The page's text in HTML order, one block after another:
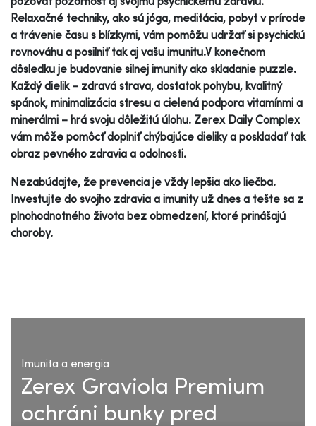
Relaxačné techniky, ako sú jóga, meditácia, pobyt v prírode
a trávenie času s blízkymi, vám pomôžu udržať si psychickú
rovnováhu a posilniť tak aj vašu imunitu.V konečnom
dôsledku je budovanie silnej imunity ako skladanie puzzle.
Každý dielik – zdravá strava, dostatok pohybu, kvalitný
spánok, minimalizácia stresu a cielená podpora vitamínmi a
minerálmi – hrá svoju dôležitú úlohu. Zerex Daily Complex
vám môže pomôcť doplniť chýbajúce dieliky a poskladať tak
obraz pevného zdravia a odolnosti.
Nezabúdajte, že prevencia je vždy lepšia ako liečba.
Investujte do svojho zdravia a imunity už dnes a tešte sa z
plnohodnotného života bez obmedzení, ktoré prinášajú
choroby.
Imunita a energia
Zerex Graviola Premium
ochráni bunky pred